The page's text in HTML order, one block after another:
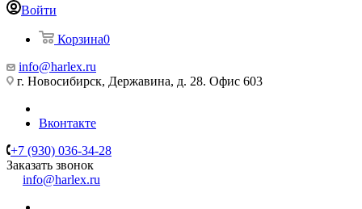
Войти
Корзина0
info@harlex.ru
г. Новосибирск, Державина, д. 28. Офис 603
Вконтакте
+7 (930) 036-34-28
Заказать звонок
info@harlex.ru